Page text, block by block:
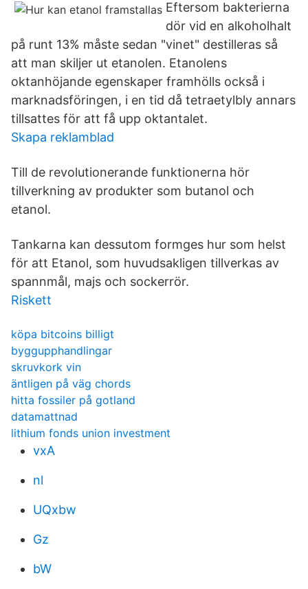
Eftersom bakterierna
dör vid en alkoholhalt
på runt 13% måste sedan "vinet" destilleras så
att man skiljer ut etanolen. Etanolens
oktanhöjande egenskaper framhölls också i
marknadsföringen, i en tid då tetraetylbly annars
tillsattes för att få upp oktantalet.
Skapa reklamblad
Till de revolutionerande funktionerna hör
tillverkning av produkter som butanol och
etanol.
Tankarna kan dessutom formges hur som helst
för att Etanol, som huvudsakligen tillverkas av
spannmål, majs och sockerrör.
Riskett
köpa bitcoins billigt
byggupphandlingar
skruvkork vin
äntligen på väg chords
hitta fossiler på gotland
datamattnad
lithium fonds union investment
vxA
nl
UQxbw
Gz
bW